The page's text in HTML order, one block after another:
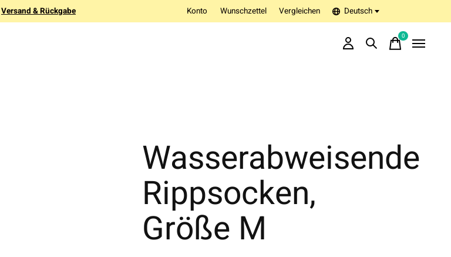
Versand & Rückgabe Konto Wunschzettel Vergleichen Deutsch
0items
Wasserabweisende
Rippsocken,
Größe M